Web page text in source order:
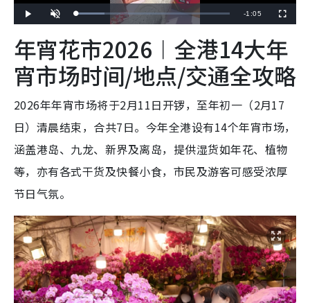
l
n
t
e
L
o
e
d
8
.
4
%
R
m
a
m
e
-1:05
u
s
c
e
n
年宵花市2026︱全港14大年
宵市场时间/地点/交通全攻略
2026年年宵市场将于2月11日开锣，至年初一（2月17
日）清晨结束，合共7日。今年全港设有14个年宵市场，
涵盖港岛、九龙、新界及离岛，提供湿货如年花、植物
等，亦有各式干货及快餐小食，市民及游客可感受浓厚
节日气氛。